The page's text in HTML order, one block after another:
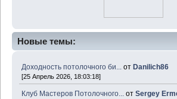
Новые темы:
Доходность потолочного би... от Danilich86
[25 Апрель 2026, 18:03:18]
Клуб Мастеров Потолочного... от Sergey